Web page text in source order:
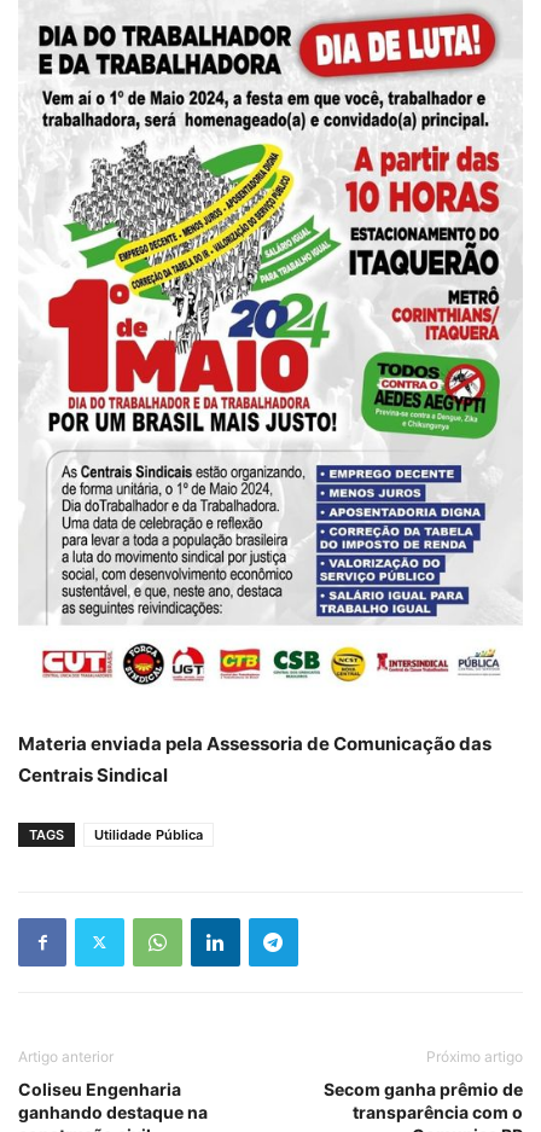
Materia enviada pela Assessoria de Comunicação das
Centrais Sindical
TAGS Utilidade Pública
Artigo anterior
Coliseu Engenharia
ganhando destaque na
Próximo artigo
Secom ganha prêmio de
transparência com o